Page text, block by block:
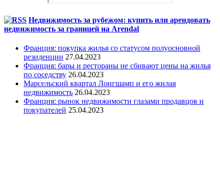
Недвижимость за рубежом: купить или арендовать
недвижимость за границей на Arendal
Франция: покупка жилья со статусом полуосновной
резиденции 27.04.2023
Франция: бары и рестораны не сбивают цены на жилья
по соседству 26.04.2023
Марсельский квартал Лонгшамп и его жилая
недвижимость 26.04.2023
Франция: рынок недвижимости глазами продавцов и
покупателей 25.04.2023